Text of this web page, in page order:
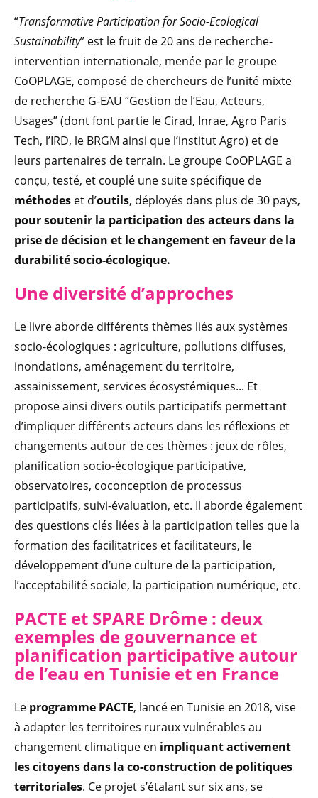
“Transformative Participation for Socio-Ecological
Sustainability” est le fruit de 20 ans de recherche-
intervention internationale, menée par le groupe
CoOPLAGE, composé de chercheurs de l’unité mixte
de recherche G-EAU “Gestion de l’Eau, Acteurs,
Usages” (dont font partie le Cirad, Inrae, Agro Paris
Tech, l’IRD, le BRGM ainsi que l’institut Agro) et de
leurs partenaires de terrain. Le groupe CoOPLAGE a
conçu, testé, et couplé une suite spécifique de
méthodes et d’outils, déployés dans plus de 30 pays,
pour soutenir la participation des acteurs dans la
prise de décision et le changement en faveur de la
durabilité socio-écologique.
Une diversité d’approches
Le livre aborde différents thèmes liés aux systèmes
socio-écologiques : agriculture, pollutions diffuses,
inondations, aménagement du territoire,
assainissement, services écosystémiques... Et
propose ainsi divers outils participatifs permettant
d’impliquer différents acteurs dans les réflexions et
changements autour de ces thèmes : jeux de rôles,
planification socio-écologique participative,
observatoires, coconception de processus
participatifs, suivi-évaluation, etc. Il aborde également
des questions clés liées à la participation telles que la
formation des facilitatrices et facilitateurs, le
développement d’une culture de la participation,
l’acceptabilité sociale, la participation numérique, etc.
PACTE et SPARE Drôme : deux
exemples de gouvernance et
planification participative autour
de l’eau en Tunisie et en France
Le programme PACTE, lancé en Tunisie en 2018, vise
à adapter les territoires ruraux vulnérables au
changement climatique en impliquant activement
les citoyens dans la co-construction de politiques
territoriales. Ce projet s’étalant sur six ans, se